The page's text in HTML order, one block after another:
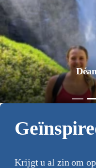
Krijgt u al zin om op